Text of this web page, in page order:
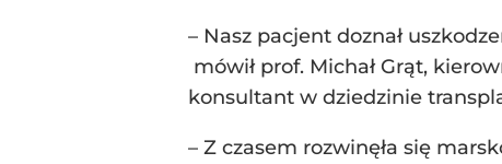
– Nasz pacjent doznał
mówił prof. Michał Grąt,
konsultant w dziedzinie
– Z czasem rozwinęła się